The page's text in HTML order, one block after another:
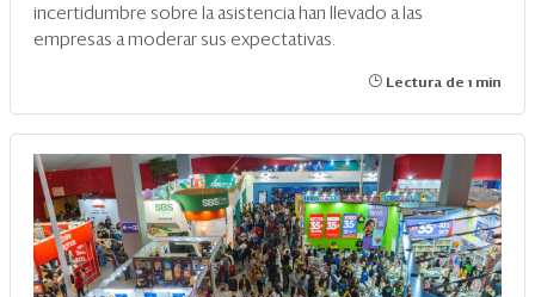
incertidumbre sobre la asistencia han llevado a las
empresas a moderar sus expectativas.
Lectura de 1 min